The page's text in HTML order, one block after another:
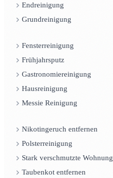
Endreinigung
Grundreinigung
Fensterreinigung
Frühjahrsputz
Gastronomiereinigung
Hausreinigung
Messie Reinigung
Nikotingeruch entfernen
Polsterreinigung
Stark verschmutzte Wohnung
Taubenkot entfernen